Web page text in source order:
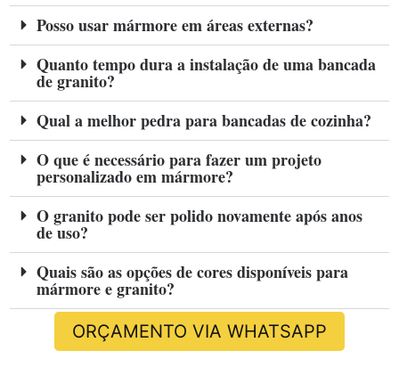
Posso usar mármore em áreas externas?
Quanto tempo dura a instalação de uma bancada
de granito?
Qual a melhor pedra para bancadas de cozinha?
O que é necessário para fazer um projeto
personalizado em mármore?
O granito pode ser polido novamente após anos
de uso?
Quais são as opções de cores disponíveis para
mármore e granito?
ORÇAMENTO VIA WHATSAPP